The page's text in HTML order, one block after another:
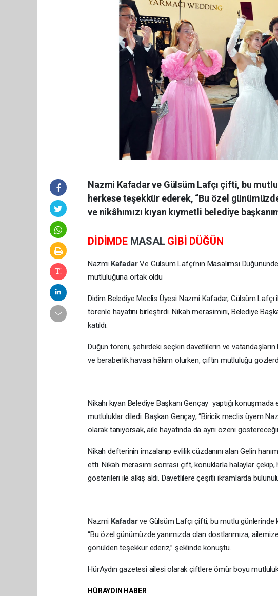
Nazmi Kafadar ve Gülsüm Lafçı çifti, bu
herkese teşekkür ederek, “Bu özel
ve nikâhımızı kıyan kıymetli belediye
DİDİMDE MASAL GİBİ DÜĞÜN
Nazmi KafadarVe Gülsüm Lafçı’nın Masalımsı
mutluluğuna ortak oldu
Didim Belediye Meclis Üyesi Nazmi Kafadar, Gülsüm
törenle hayatını birleştirdi. Nikah merasimini, Belediye
katıldı.
Düğün töreni, şehirdeki seçkin davetlilerin ve
ve beraberlik havası hâkim olurken, çiftin mutluluğu
Nikahı kıyan Belediye Başkanı Gençay yaptığı
mutluluklar diledi. Başkan Gençay; “Biricik meclis üyem
olarak tanıyorsak, aile hayatında da aynı özeni
Nikah defterinin imzalanıp evlilik cüzdanını alan Gelin
etti. Nikah merasimi sonrası çift, konuklarla halaylar çekip,
gösterileri ile alkış aldı. Davetlilere çeşitli ikramlarda
Nazmi Kafadarve Gülsüm Lafçı çifti, bu mutlu günlerinde
“Bu özel günümüzde yanımızda olan dostlarımıza,
gönülden teşekkür ederiz,” şeklinde konuştu.
HürAydın gazetesi ailesi olarak çiftlere ömür boyu
HÜRAYDIN HABER